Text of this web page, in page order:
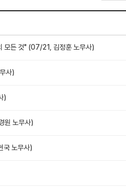
모든 것" (07/21, 김정훈 노무사)
사)
)
원 노무사)
국 노무사)